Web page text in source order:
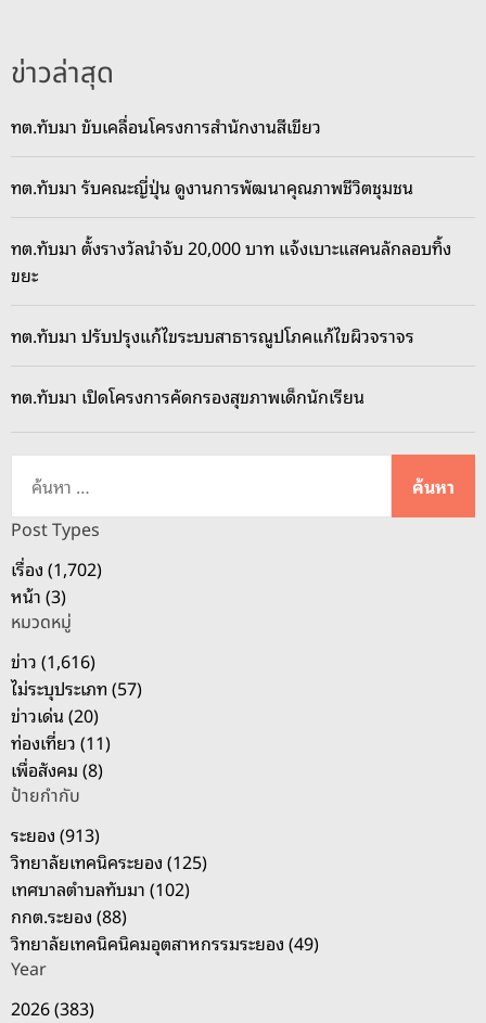
ข่าวล่าสุด
ทต.ทับมา ขับเคลื่อนโครงการสำนักงานสีเขียว
ทต.ทับมา รับคณะญี่ปุ่น ดูงานการพัฒนาคุณภาพชีวิตชุมชน
ทต.ทับมา ตั้งรางวัลนำจับ 20,000 บาท แจ้งเบาะแสคนลักลอบทิ้ง
ขยะ
ทต.ทับมา ปรับปรุงแก้ไขระบบสาธารณูปโภคแก้ไขผิวจราจร
ทต.ทับมา เปิดโครงการคัดกรองสุขภาพเด็กนักเรียน
ห
สำ
ห
รั
บ
:
Post Types
เรื่อง (1,702)
หน้า (3)
หมวดหมู่
ข่าว (1,616)
ไม่ระบุประเภท (57)
ข่าวเด่น (20)
ท่องเที่ยว (11)
เพื่อสังคม (8)
ป้ายกำกับ
ระยอง (913)
วิทยาลัยเทคนิคระยอง (125)
เทศบาลตำบลทับมา (102)
กกต.ระยอง (88)
วิทยาลัยเทคนิคนิคมอุตสาหกรรมระยอง (49)
Year
2026 (383)